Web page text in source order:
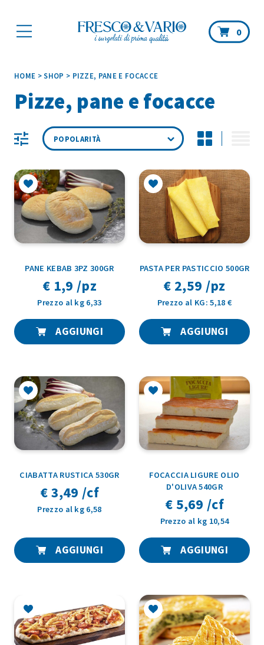
0
HOME >SHOP > PIZZE, PANE E FOCACCE
Pizze, pane e focacce
PANE KEBAB 3PZ 300GR
€ 1,9 /pz
Prezzo al kg 6,33
AGGIUNGI
PASTA PER PASTICCIO 500GR
€ 2,59 /pz
Prezzo al KG: 5,18 €
AGGIUNGI
CIABATTA RUSTICA 530GR
€ 3,49 /cf
Prezzo al kg 6,58
AGGIUNGI
FOCACCIA LIGURE OLIO
D'OLIVA 540GR
€ 5,69 /cf
Prezzo al kg 10,54
AGGIUNGI